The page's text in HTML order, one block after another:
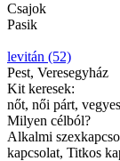
Csajok
Pasik
levitán (52)
Pest, Veresegyház
Kit keresek:
nőt, női párt,
Milyen célból?
Alkalmi
kapcsolat, Titkos